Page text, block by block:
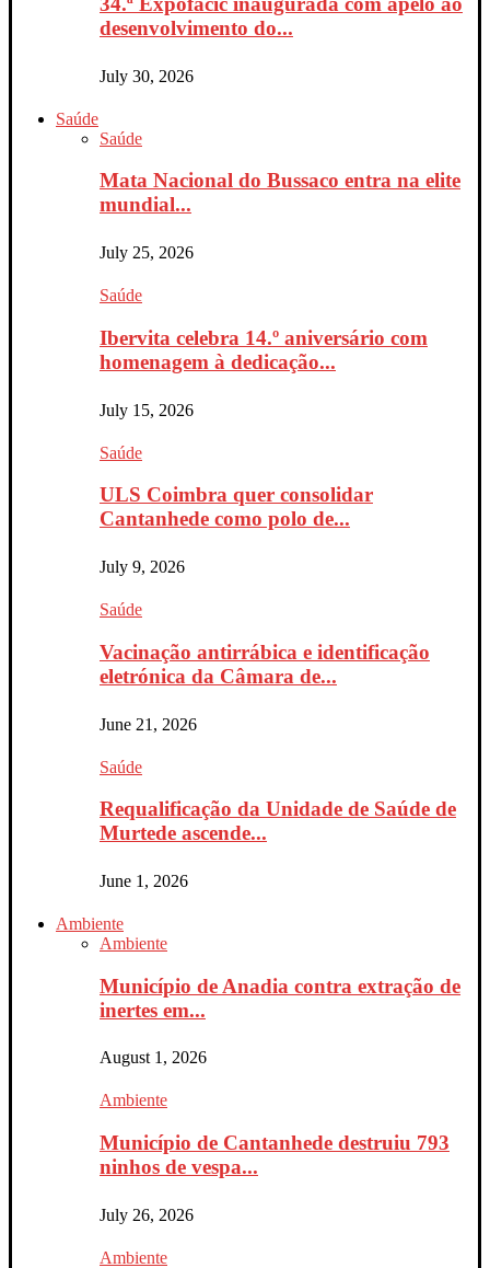
desenvolvimento do...
July 30, 2026
Saúde
Saúde
Mata Nacional do Bussaco entra na elite
mundial...
July 25, 2026
Saúde
Ibervita celebra 14.º aniversário com
homenagem à dedicação...
July 15, 2026
Saúde
ULS Coimbra quer consolidar
Cantanhede como polo de...
July 9, 2026
Saúde
Vacinação antirrábica e identificação
eletrónica da Câmara de...
June 21, 2026
Saúde
Requalificação da Unidade de Saúde de
Murtede ascende...
June 1, 2026
Ambiente
Ambiente
Município de Anadia contra extração de
inertes em...
August 1, 2026
Ambiente
Município de Cantanhede destruiu 793
ninhos de vespa...
July 26, 2026
Ambiente